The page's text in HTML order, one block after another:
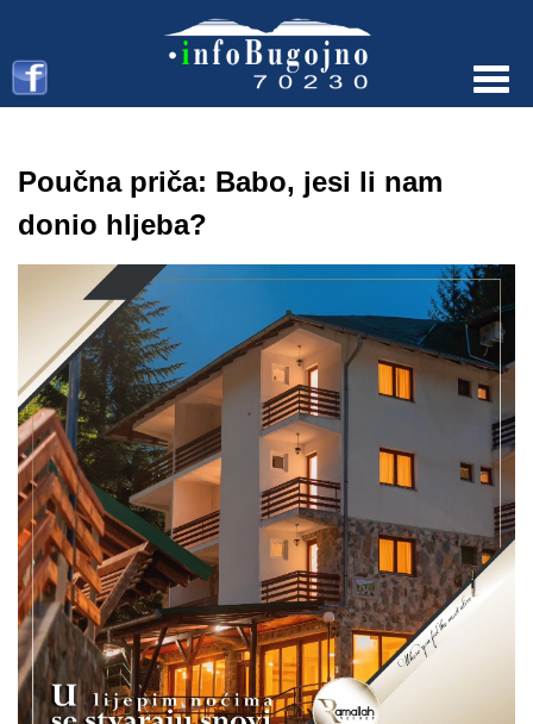
Poučna priča: Babo, jesi li nam
donio hljeba?